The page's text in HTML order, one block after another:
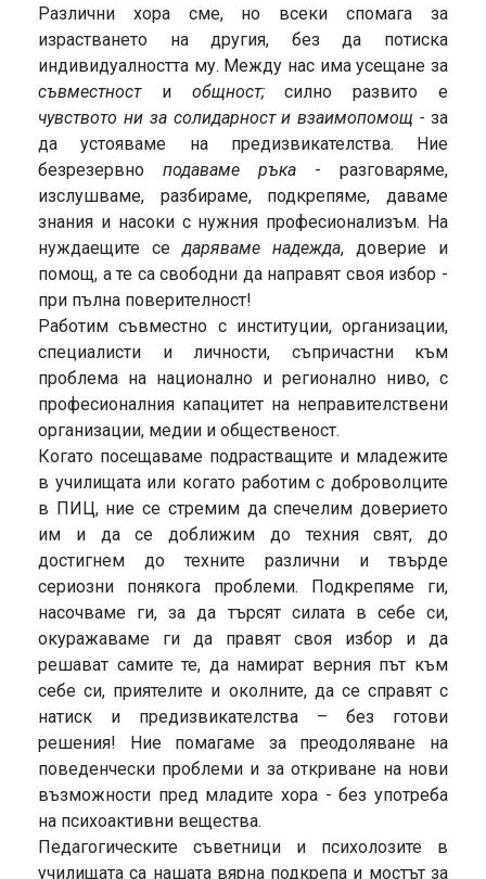
Различни хора сме, но всеки спомага за
израстването на другия, без да потиска
индивидуалността му. Между нас има усещане за
съвместности общност;силно развито е
чувството ни за солидарност и взаимопомощ - за
да устояваме на предизвикателства. Ние
безрезервно подаваме ръка - разговаряме,
изслушваме, разбираме, подкрепяме, даваме
знания и насоки с нужния професионализъм. На
нуждаещите седаряваме надежда, доверие и
помощ, а те са свободни да направят своя избор -
при пълна поверителност!
Работим съвместно с институции, организации,
специалисти и личности, съпричастни към
проблема на национално и регионално ниво, с
професионалния капацитет на неправителствени
организации, медии и общественост.
Когато посещаваме подрастващите и младежите
в училищата или когато работим с доброволците
в ПИЦ, ние се стремим да спечелим доверието
им и да се доближим до техния свят, до
достигнем до техните различни и твърде
сериозни понякога проблеми. Подкрепяме ги,
насочваме ги, за да търсят силата в себе си,
окуражаваме ги да правят своя избор и да
решават самите те, да намират верния път към
себе си, приятелите и околните, да се справят с
натиск и предизвикателства – без готови
решения! Ние помагаме за преодоляване на
поведенчески проблеми и за откриване на нови
възможности пред младите хора - без употреба
на психоактивни вещества.
Педагогическите съветници и психолозите в
училищата са нашата вярна подкрепа и мостът за